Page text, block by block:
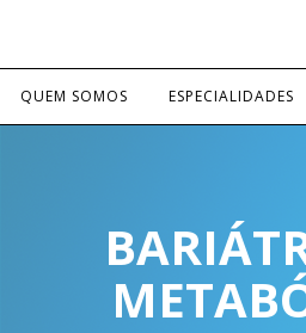
QUEM SOMOS ESPECIALIDADES